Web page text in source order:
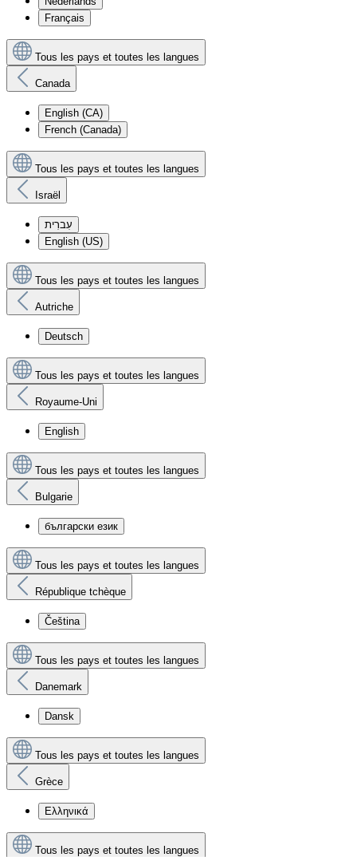
Français
Tous les pays et toutes les langues
Canada
English (CA)
French (Canada)
Tous les pays et toutes les langues
Israël
עִברִית
English (US)
Tous les pays et toutes les langues
Autriche
Deutsch
Tous les pays et toutes les langues
Royaume-Uni
English
Tous les pays et toutes les langues
Bulgarie
български език
Tous les pays et toutes les langues
République tchèque
Čeština
Tous les pays et toutes les langues
Danemark
Dansk
Tous les pays et toutes les langues
Grèce
Ελληνικά
Tous les pays et toutes les langues